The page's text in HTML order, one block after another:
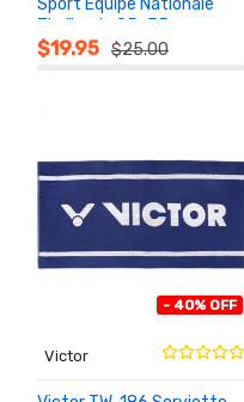
Thaïlande 85×35cm
(33.5×13.8po)
$19.95 $25.00
AU
PANIER
- 40% OFF
Victor